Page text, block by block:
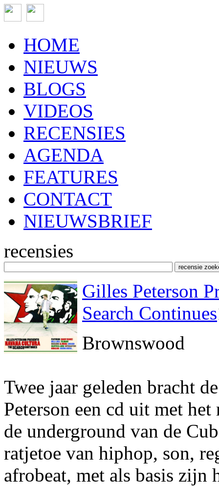
HOME
NIEUWS
BLOGS
VIDEOS
RECENSIES
AGENDA
FEATURES
CONTACT
NIEUWSBRIEF
recensies
Gilles Peterson
Search Continues
Brownswood
Twee jaar geleden bracht
Peterson een cd uit met
de underground van de
ratjetoe van hiphop, son,
afrobeat, met als basis zijn